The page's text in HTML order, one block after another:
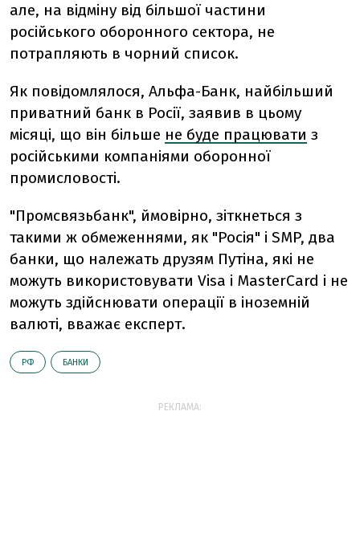
але, на відміну від більшої частини
російського оборонного сектора, не
потрапляють в чорний список.
Як повідомлялося, Альфа-Банк, найбільший
приватний банк в Росії, заявив в цьому
місяці, що він більше не буде працювати з
російськими компаніями оборонної
промисловості.
"Промсвязьбанк", ймовірно, зіткнеться з
такими ж обмеженнями, як "Росія" і SMP, два
банки, що належать друзям Путіна, які не
можуть використовувати Visa і MasterCard і не
можуть здійснювати операції в іноземній
валюті, вважає експерт.
РФ БАНКИ
РЕКЛАМА: